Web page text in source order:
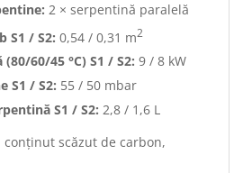
2 × serpentină paralelă
S1 / S2: 0,54 / 0,31 m2
60/45 °C) S1 / S2: 9 / 8 kW
S1 / S2: 55 / 50 mbar
S1 / S2: 2,8 / 1,6 L
conținut scăzut de carbon,